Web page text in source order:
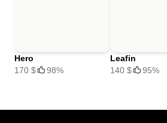
Hero
170 $
98%
Leafin
140 $
95%